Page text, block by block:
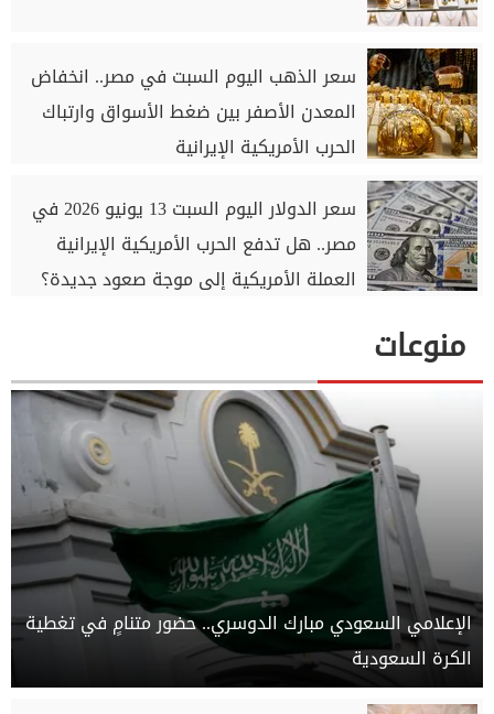
سعر الذهب اليوم السبت في مصر.. انخفاض
المعدن الأصفر بين ضغط الأسواق وارتباك
الحرب الأمريكية الإيرانية
سعر الدولار اليوم السبت 13 يونيو 2026 في
مصر.. هل تدفع الحرب الأمريكية الإيرانية
العملة الأمريكية إلى موجة صعود جديدة؟
منوعات
الإعلامي السعودي مبارك الدوسري.. حضور متنامٍ في تغطية
الكرة السعودية